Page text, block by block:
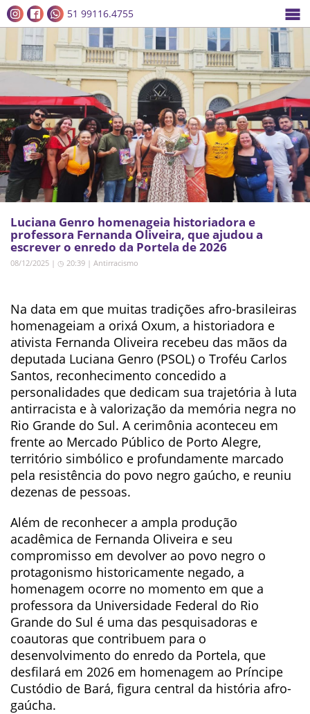
51 99116.4755
Luciana Genro homenageia historiadora e
professora Fernanda Oliveira, que ajudou a
escrever o enredo da Portela de 2026
08/12/2025 | ◷ 20:39 | Antirracismo
Na data em que muitas tradições afro-brasileiras
homenageiam a orixá Oxum, a historiadora e
ativista Fernanda Oliveira recebeu das mãos da
deputada Luciana Genro (PSOL) o Troféu Carlos
Santos, reconhecimento concedido a
personalidades que dedicam sua trajetória à luta
antirracista e à valorização da memória negra no
Rio Grande do Sul. A cerimônia aconteceu em
frente ao Mercado Público de Porto Alegre,
território simbólico e profundamente marcado
pela resistência do povo negro gaúcho, e reuniu
dezenas de pessoas.
Além de reconhecer a ampla produção
acadêmica de Fernanda Oliveira e seu
compromisso em devolver ao povo negro o
protagonismo historicamente negado, a
homenagem ocorre no momento em que a
professora da Universidade Federal do Rio
Grande do Sul é uma das pesquisadoras e
coautoras que contribuem para o
desenvolvimento do enredo da Portela, que
desfilará em 2026 em homenagem ao Príncipe
Custódio de Bará, figura central da história afro-
gaúcha.